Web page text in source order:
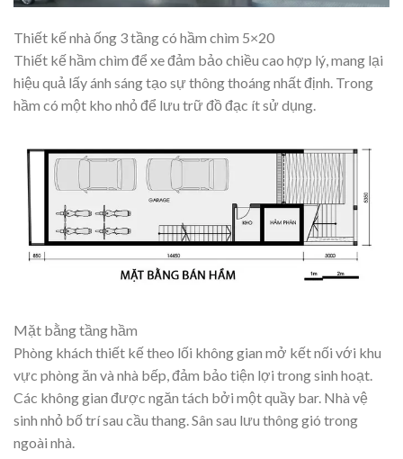
Thiết kế nhà ống 3 tầng có hầm chìm 5×20
Thiết kế hầm chìm để xe đảm bảo chiều cao hợp lý, mang lại
hiệu quả lấy ánh sáng tạo sự thông thoáng nhất định. Trong
hầm có một kho nhỏ để lưu trữ đồ đạc ít sử dụng.
Mặt bằng tầng hầm
Phòng khách thiết kế theo lối không gian mở kết nối với khu
vực phòng ăn và nhà bếp, đảm bảo tiện lợi trong sinh hoạt.
Các không gian được ngăn tách bởi một quầy bar. Nhà vệ
sinh nhỏ bố trí sau cầu thang. Sân sau lưu thông gió trong
ngoài nhà.